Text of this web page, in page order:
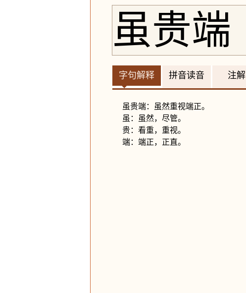
虽贵端
字句解释 拼音读音 注解
虽贵端：虽然重视端正。
虽：虽然，尽管。
贵：看重，重视。
端：端正，正直。